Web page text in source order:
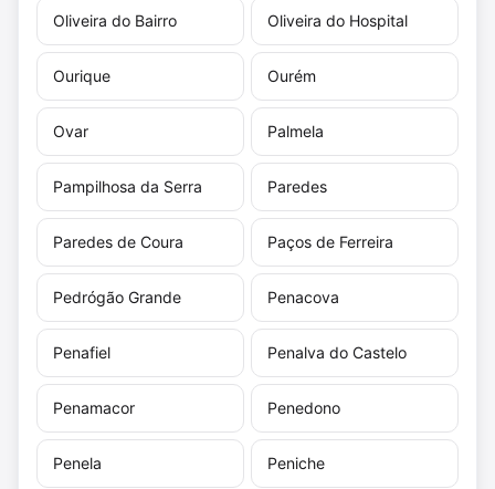
Oliveira do Bairro Oliveira do Hospital
Ourique Ourém
Ovar Palmela
Pampilhosa da Serra Paredes
Paredes de Coura Paços de Ferreira
Pedrógão Grande Penacova
Penafiel Penalva do Castelo
Penamacor Penedono
Penela Peniche